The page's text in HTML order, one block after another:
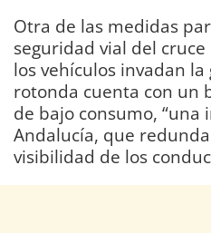
Otra de las medidas
seguridad vial del
los vehículos invadan
rotonda cuenta con un
de bajo consumo, “una
Andalucía, que
visibilidad de los